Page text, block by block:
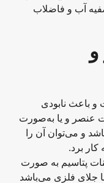
آب و فاضلاب
باعث نابودی
عنصر و یا به‌صورت
و می‌توان آن را
کار برد.
پتاسیم به صورت
جلای فلزی می‌باشد